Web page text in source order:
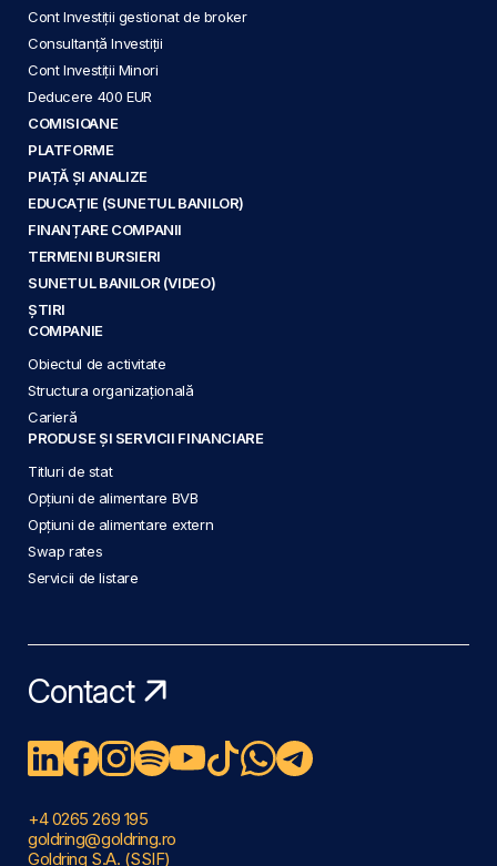
Cont Investiții gestionat de broker
Consultanță Investiții
Cont Investiții Minori
Deducere 400 EUR
COMISIOANE
PLATFORME
PIAȚĂ ȘI ANALIZE
EDUCAȚIE (SUNETUL BANILOR)
FINANȚARE COMPANII
TERMENI BURSIERI
SUNETUL BANILOR (VIDEO)
ȘTIRI
COMPANIE
Obiectul de activitate
Structura organizațională
Carieră
PRODUSE ȘI SERVICII FINANCIARE
Titluri de stat
Opțiuni de alimentare BVB
Opțiuni de alimentare extern
Swap rates
Servicii de listare
Contact
+4 0265 269 195
goldring@goldring.ro
Goldring S.A. (SSIF)